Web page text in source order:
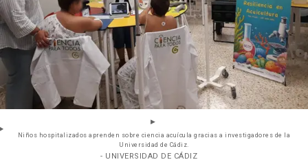
Niños hospitalizados aprenden sobre ciencia acuícula gracias a investigadores de la
Universidad de Cádiz.
- UNIVERSIDAD DE CÁDIZ